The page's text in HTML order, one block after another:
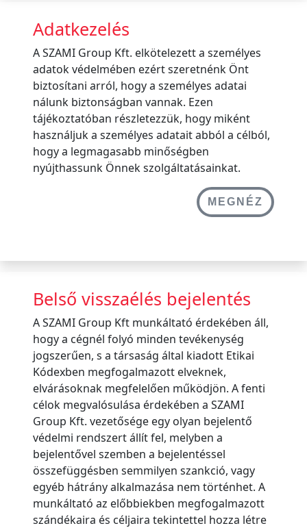
Adatkezelés
A SZAMI Group Kft. elkötelezett a személyes
adatok védelmében ezért szeretnénk Önt
biztosítani arról, hogy a személyes adatai
nálunk biztonságban vannak. Ezen
tájékoztatóban részletezzük, hogy miként
használjuk a személyes adatait abból a célból,
hogy a legmagasabb minőségben
nyújthassunk Önnek szolgáltatásainkat.
MEGNÉZ
Belső visszaélés bejelentés
A SZAMI Group Kft munkáltató érdekében áll,
hogy a cégnél folyó minden tevékenység
jogszerűen, s a társaság által kiadott Etikai
Kódexben megfogalmazott elveknek,
elvárásoknak megfelelően működjön. A fenti
célok megvalósulása érdekében a SZAMI
Group Kft. vezetősége egy olyan bejelentő
védelmi rendszert állít fel, melyben a
bejelentővel szemben a bejelentéssel
összefüggésben semmilyen szankció, vagy
egyéb hátrány alkalmazása nem történhet. A
munkáltató az előbbiekben megfogalmazott
szándékaira és céljaira tekintettel hozza létre